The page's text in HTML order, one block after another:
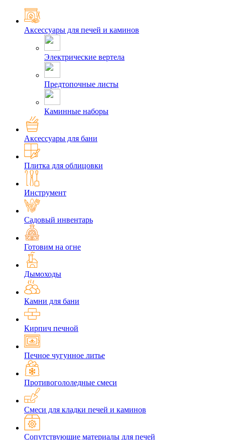
Аксессуары для печей и каминов
Электрические вертела
Предтопочные листы
Каминные наборы
Аксессуары для бани
Плитка для облицовки
Инструмент
Садовый инвентарь
Готовим на огне
Дымоходы
Камни для бани
Кирпич печной
Печное чугунное литье
Противогололедные смеси
Смеси для кладки печей и каминов
Сопутствующие материалы для печей